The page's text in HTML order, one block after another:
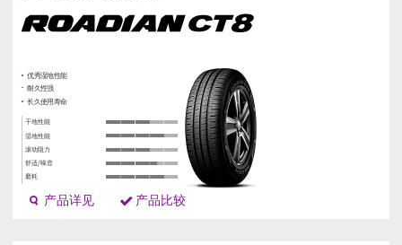
产品详见 产品比较